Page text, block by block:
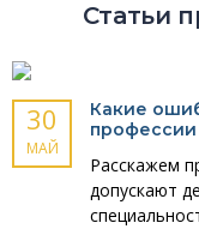
Статьи
30
МАЙ
Какие
профессии
Расскажем
допускают